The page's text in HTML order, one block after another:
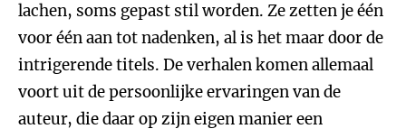
lachen, soms gepast stil worden. Ze zetten je één
voor één aan tot nadenken, al is het maar door de
intrigerende titels. De verhalen komen allemaal
voort uit de persoonlijke ervaringen van de
auteur, die daar op zijn eigen manier een